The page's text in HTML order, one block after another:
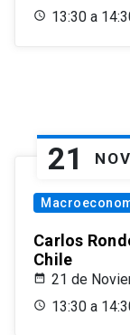
13:30 a
21 NOV
Carlos
Chile
21 de
13:30 a